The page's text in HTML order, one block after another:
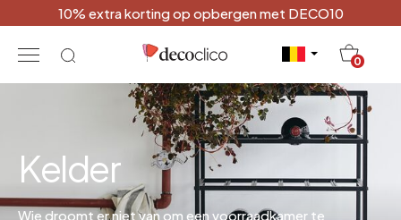
10% extra korting op opbergen met DECO10
0
Kelder
Wie droomt er niet van om een voorraadkamer te